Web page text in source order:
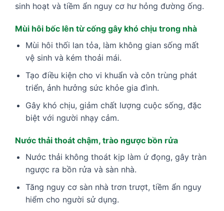
sinh hoạt và tiềm ẩn nguy cơ hư hỏng đường ống.
Mùi hôi bốc lên từ cống gây khó chịu trong nhà
Mùi hôi thối lan tỏa, làm không gian sống mất
vệ sinh và kém thoải mái.
Tạo điều kiện cho vi khuẩn và côn trùng phát
triển, ảnh hưởng sức khỏe gia đình.
Gây khó chịu, giảm chất lượng cuộc sống, đặc
biệt với người nhạy cảm.
Nước thải thoát chậm, trào ngược bồn rửa
Nước thải không thoát kịp làm ứ đọng, gây tràn
ngược ra bồn rửa và sàn nhà.
Tăng nguy cơ sàn nhà trơn trượt, tiềm ẩn nguy
hiểm cho người sử dụng.